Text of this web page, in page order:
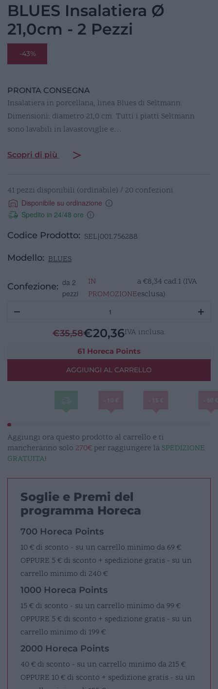
BLUES Insalatiera Ø
21,0cm - 2 Pezzi
-43%
PRONTA CONSEGNA
Insalatiera in porcellana, linea Blues di Seltmann.
Dimensioni: diametro 21,0 cm. Tutti i piatti Seltmann
sono lavabili in lavastoviglie e…
Scopri di più
41 pezzi disponibili (ordinabile) / 20 confezioni
Disponibile su ordinazione
Spedito in 24/48 ore
Codice Prodotto: SEL|001.756288
Modello: BLUES
Confezione: da 2
pezzi
IN
PROMOZIONE
a€8,34 cad.1 (IVA
esclusa)
€35,58€20,36IVA inclusa.
61 Horeca Points
AGGIUNGI AL CARRELLO
Aggiungi ora questo prodotto al carrello e ti
mancheranno solo 270€ per raggiungere la SPEDIZIONE
GRATUITA!
Soglie e Premi del
programma Horeca
700 Horeca Points
10 € di sconto - su un carrello minimo da 69 €
OPPURE 5 € di sconto + spedizione gratis - su un
carrello minimo di 240 €
1000 Horeca Points
15 € di sconto - su un carrello minimo da 99 €
OPPURE 5 € di sconto + spedizione gratis - su un
carrello minimo di 199 €
2000 Horeca Points
40 € di sconto - su un carrello minimo da 215 €
OPPURE 10 € di sconto + spedizione gratis - su un